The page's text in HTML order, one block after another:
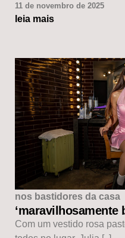
11 de novembro de 2025
leia mais
nos bastidores da casa
‘maravilhosamente
Com um vestido rosa